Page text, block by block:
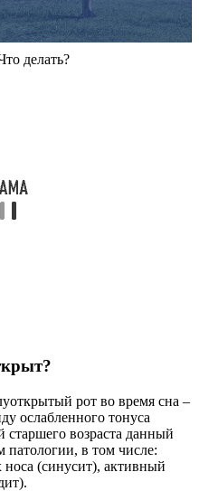
делать?
рот во время сна –
ослабленного тонуса
возраста данный
патологии, в том числе:
носа (синусит), активный